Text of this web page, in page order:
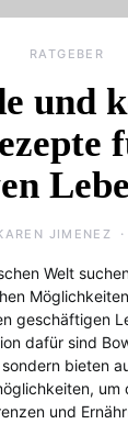
RATGEBER
und
JIMENEZ
Welt
geschäftigen
dafür sind
bieten
um
und